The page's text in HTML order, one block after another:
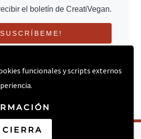
funcionales y scripts externos
CIERRA
el boletín de CreatiVegan.
SUSCRÍBEME!